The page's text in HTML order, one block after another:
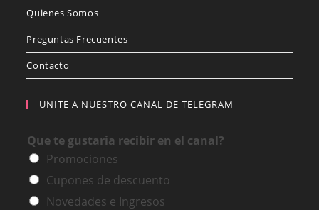
Quienes Somos
Preguntas Frecuentes
Contacto
UNITE A NUESTRO CANAL DE TELEGRAM
Que te gustaria recibir en el canal?
Promociones
Cupones de descuento
Novedades e Ingresos